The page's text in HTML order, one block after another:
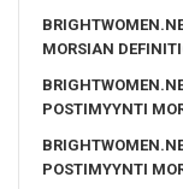
MORSIAN
POSTIMYYNTI
POSTIMYYNTI